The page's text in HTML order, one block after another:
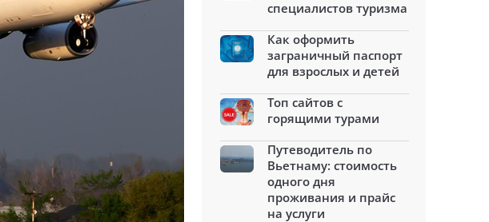
специалистов туризма
Как оформить
заграничный паспорт
для взрослых и детей
Топ сайтов с
горящими турами
Путеводитель по
Вьетнаму: стоимость
одного дня
проживания и прайс
на услуги